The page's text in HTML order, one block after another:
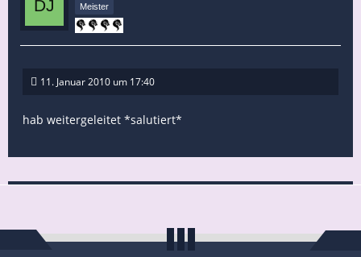
Meister
11. Januar 2010 um 17:40
hab weitergeleitet *salutiert*